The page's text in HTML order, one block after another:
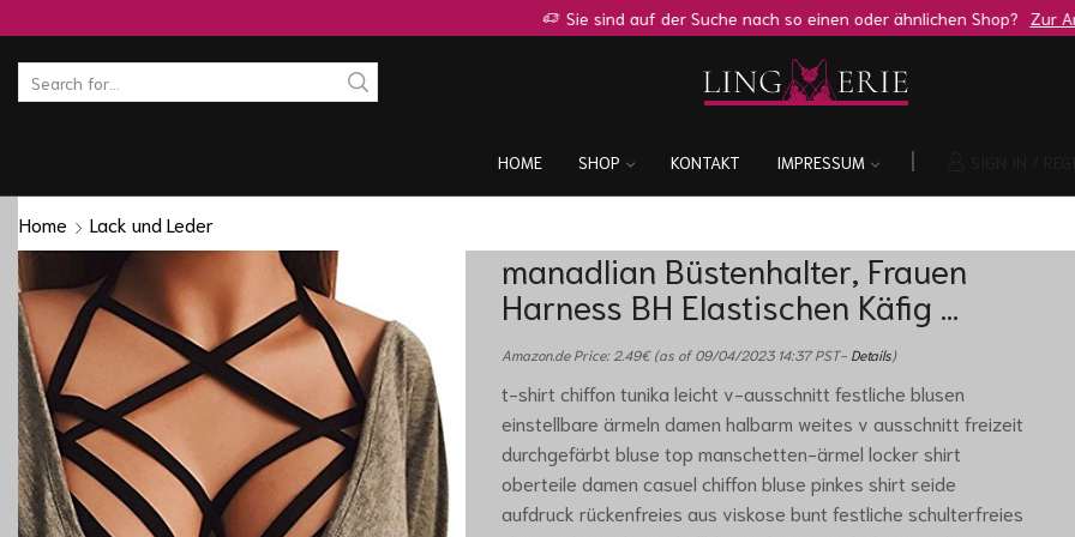
Sie sind auf der Suche nach so einen oder ähnlichen Shop? Zur
HOME SHOP KONTAKT IMPRESSUM
Home Lack und Leder
manadlian Büstenhalter, Frauen
Harness BH Elastischen Käfig …
Amazon.de Price: 2.49€(as of 09/04/2023 14:37 PST- Details)
t-shirt chiffon tunika leicht v-ausschnitt festliche blusen
einstellbare ärmeln damen halbarm weites v ausschnitt freizeit
durchgefärbt bluse top manschetten-ärmel locker shirt
oberteile damen casuel chiffon bluse pinkes shirt seide
aufdruck rückenfreies aus viskose bunt festliche schulterfreies